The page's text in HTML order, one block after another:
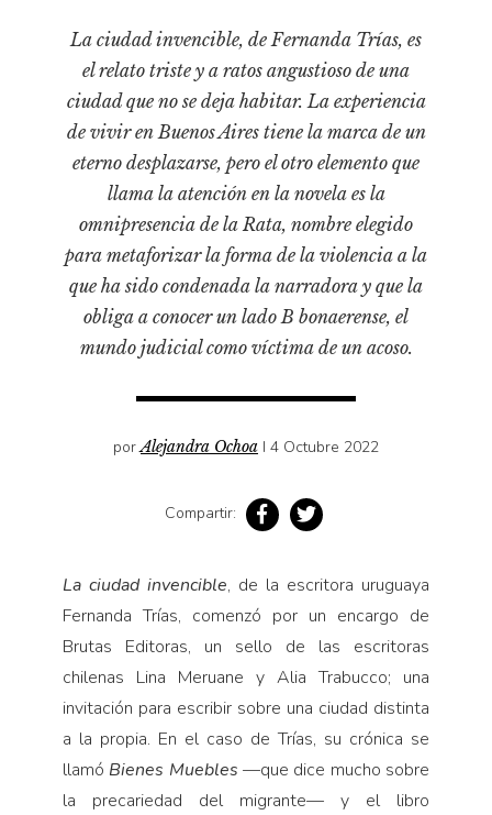
Fragmentos
Gran reserva
Historia
Historia material de los libros
Lagunas mentales
Libros usados
Literatura
Medioambiente
Narrativas visuales
Pensamiento ilustrado
Personajes secundarios
Relecturas
Sociedad
Turismo accidental
Voces y lecturas
La ciudad invencible, de Fernanda Trías, es
el relato triste y a ratos angustioso de una
ciudad que no se deja habitar. La experiencia
de vivir en Buenos Aires tiene la marca de un
eterno desplazarse, pero el otro elemento que
llama la atención en la novela es la
omnipresencia de la Rata, nombre elegido
para metaforizar la forma de la violencia a la
que ha sido condenada la narradora y que la
obliga a conocer un lado B bonaerense, el
mundo judicial como víctima de un acoso.
porAlejandra Ochoa I 4 Octubre 2022
Compartir:
La ciudad invencible, de la escritora uruguaya
Fernanda Trías, comenzó por un encargo de
Brutas Editoras, un sello de las escritoras
chilenas Lina Meruane y Alia Trabucco; una
invitación para escribir sobre una ciudad distinta
a la propia. En el caso de Trías, su crónica se
llamó Bienes Muebles —que dice mucho sobre
la precariedad del migrante— y el libro